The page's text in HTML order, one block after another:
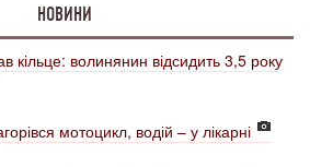
НОВИНИ
кільце: волинянин відсидить 3,5 року
мотоцикл, водій – у лікарні